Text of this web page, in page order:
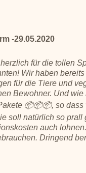
-29.05.2020
für die tollen
Wir haben
für die Tiere und
Bewohner. Und wie
📦📦📦, so dass
soll natürlich so prall
auch lohnen.
Dringend